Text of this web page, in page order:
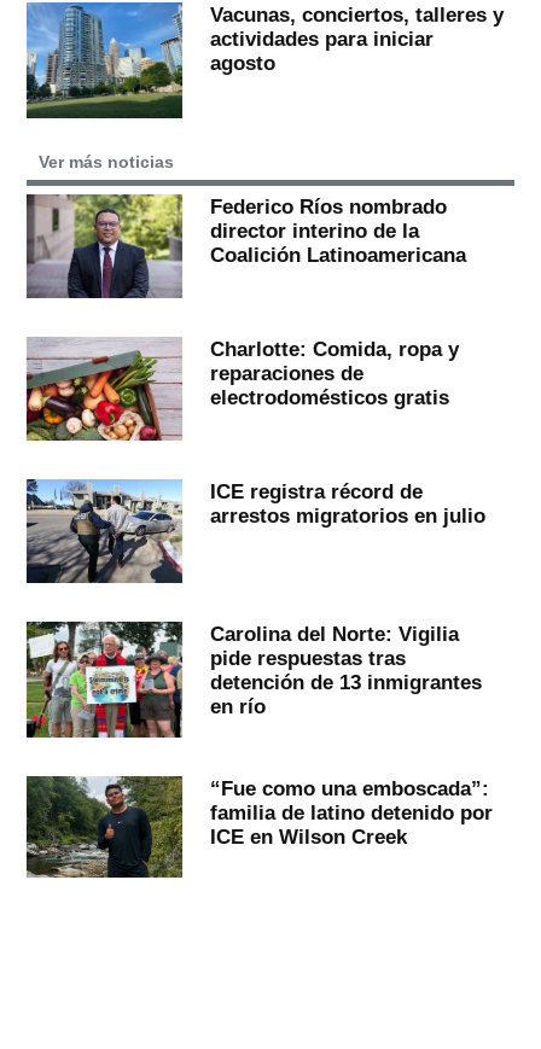
Vacunas, conciertos, talleres y
actividades para iniciar
agosto
Ver más noticias
Federico Ríos nombrado
director interino de la
Coalición Latinoamericana
Charlotte: Comida, ropa y
reparaciones de
electrodomésticos gratis
ICE registra récord de
arrestos migratorios en julio
Carolina del Norte: Vigilia
pide respuestas tras
detención de 13 inmigrantes
en río
“Fue como una emboscada”:
familia de latino detenido por
ICE en Wilson Creek